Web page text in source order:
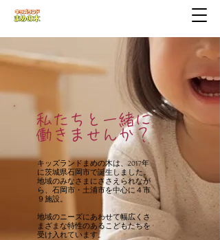
私たちと一緒に
働きませんか？
キッズランドまめの木は、2017年
に茨城県石岡市で誕生しました。
地域のみなさまにささえられなが
ら、石岡市・土浦市を中心に４市
９施設。
地域のニーズにあわせて幅広くさ
まざまな特性のあるこどもたちを
受け入れています。